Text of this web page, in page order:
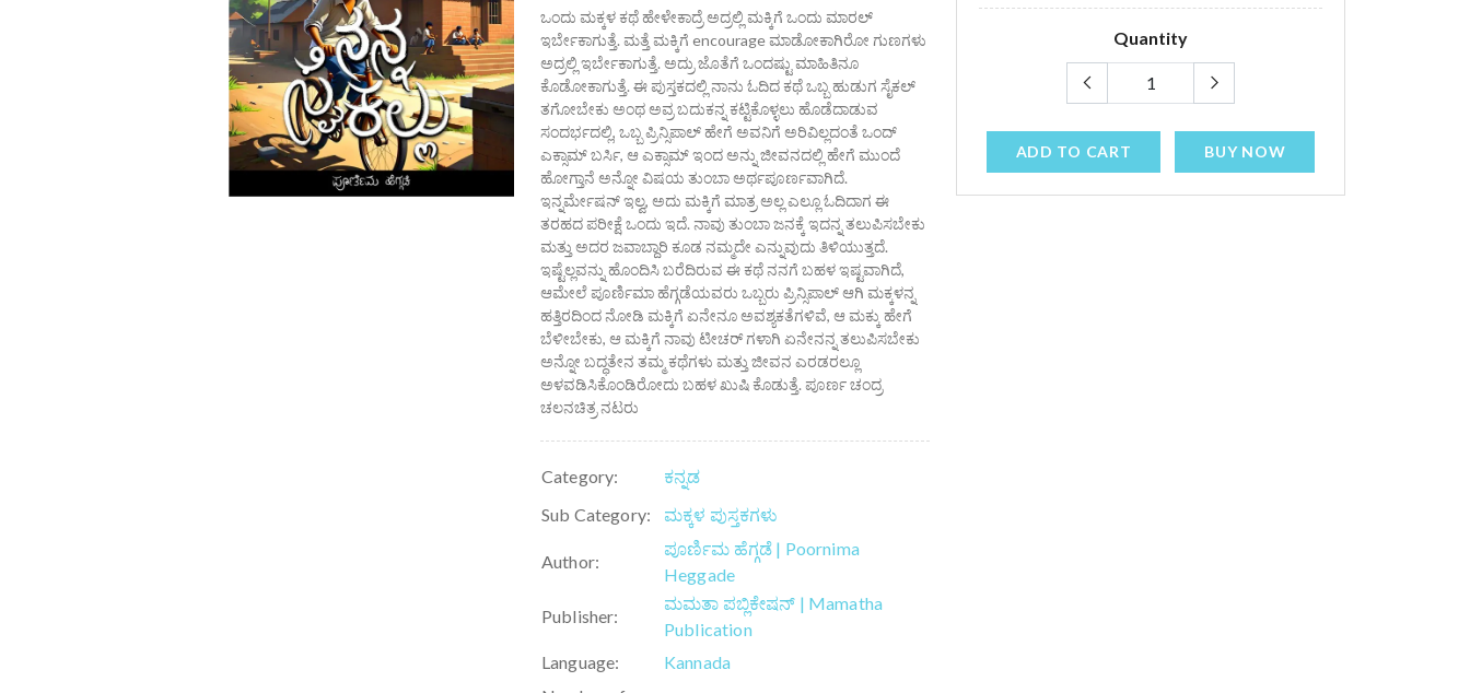
ಒಂದು ಮಕ್ಕಳ ಕಥೆ ಹೇಳೇಕಾದ್ರೆ ಅದ್ರಲ್ಲಿ ಮಕ್ಕಿಗೆ ಒಂದು ಮಾರಲ್
ಇರ್ಬೇಕಾಗುತ್ತೆ. ಮತ್ತೆ ಮಕ್ಕಿಗೆ encourage ಮಾಡೋಕಾಗಿರೋ ಗುಣಗಳು
ಅದ್ರಲ್ಲಿ ಇರ್ಬೇಕಾಗುತ್ತೆ. ಅದ್ರು ಜೊತೆಗೆ ಒಂದಷ್ಟು ಮಾಹಿತಿನೂ
ಕೊಡೋಕಾಗುತ್ತೆ. ಈ ಪುಸ್ತಕದಲ್ಲಿ ನಾನು ಓದಿದ ಕಥೆ ಒಬ್ಬ ಹುಡುಗ ಸೈಕಲ್
ತಗೋಬೇಕು ಅಂಥ ಅವ್ರ ಬದುಕನ್ನ ಕಟ್ಟಿಕೊಳ್ಳಲು ಹೊಡೆದಾಡುವ
ಸಂದರ್ಭದಲ್ಲಿ, ಒಬ್ಬ ಪ್ರಿನ್ಸಿಪಾಲ್ ಹೇಗೆ ಅವನಿಗೆ ಅರಿವಿಲ್ಲದಂತೆ ಒಂದ್
ಎಕ್ಸಾಮ್ ಬರ್ಸಿ, ಆ ಎಕ್ಸಾಮ್ ಇಂದ ಅನ್ನು ಜೀವನದಲ್ಲಿ ಹೇಗೆ ಮುಂದೆ
ಹೋಗ್ತಾನೆ ಅನ್ನೋ ವಿಷಯ ತುಂಬಾ ಅರ್ಥಪೂರ್ಣವಾಗಿದೆ.
ಇನ್ನರ್ಮೇಷನ್ ಇಲ್ವ, ಅದು ಮಕ್ಕಿಗೆ ಮಾತ್ರ ಅಲ್ಲ ಎಲ್ಲೂ ಓದಿದಾಗ ಈ
ತರಹದ ಪರೀಕ್ಷೆ ಒಂದು ಇದೆ. ನಾವು ತುಂಬಾ ಜನಕ್ಕೆ ಇದನ್ನ ತಲುಪಿಸಬೇಕು
ಮತ್ತು ಅದರ ಜವಾಬ್ದಾರಿ ಕೂಡ ನಮ್ಮದೇ ಎನ್ನುವುದು ತಿಳಿಯುತ್ತದೆ.
ಇಷ್ಟೆಲ್ಲವನ್ನು ಹೊಂದಿಸಿ ಬರೆದಿರುವ ಈ ಕಥೆ ನನಗೆ ಬಹಳ ಇಷ್ಟವಾಗಿದೆ,
ಆಮೇಲೆ ಪೂರ್ಣಿಮಾ ಹೆಗ್ಗಡೆಯವರು ಒಬ್ಬರು ಪ್ರಿನ್ಸಿಪಾಲ್ ಆಗಿ ಮಕ್ಕಳನ್ನ
ಹತ್ತಿರದಿಂದ ನೋಡಿ ಮಕ್ಕಿಗೆ ಏನೇನೂ ಅವಶ್ಯಕತೆಗಳಿವೆ, ಆ ಮಕ್ಕು ಹೇಗೆ
ಬೆಳೀಬೇಕು, ಆ ಮಕ್ಕಿಗೆ ನಾವು ಟೀಚರ್ ಗಳಾಗಿ ಏನೇನನ್ನ ತಲುಪಿಸಬೇಕು
ಅನ್ನೋ ಬದ್ಧತೇನ ತಮ್ಮ ಕಥೆಗಳು ಮತ್ತು ಜೀವನ ಎರಡರಲ್ಲೂ
ಅಳವಡಿಸಿಕೊಂಡಿರೋದು ಬಹಳ ಖುಷಿ ಕೊಡುತ್ತೆ. ಪೂರ್ಣ ಚಂದ್ರ
ಚಲನಚಿತ್ರ ನಟರು
Category:
ಕನ್ನಡ
Sub Category:
ಮಕ್ಕಳ ಪುಸ್ತಕಗಳು
Author:
ಪೂರ್ಣಿಮ ಹೆಗ್ಗಡೆ | Poornima
Heggade
Publisher:
ಮಮತಾ ಪಬ್ಲಿಕೇಷನ್ | Mamatha
Publication
Language:
Kannada
Quantity
ADD TO CART BUY NOW